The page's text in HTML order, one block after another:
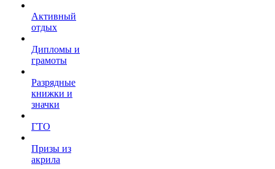
Активный
отдых
Дипломы и
грамоты
Разрядные
книжки и
значки
ГТО
Призы из
акрила